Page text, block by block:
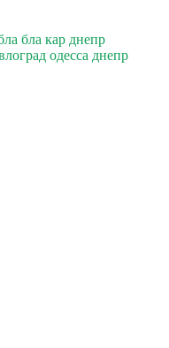
бла кар днепр
одесса днепр